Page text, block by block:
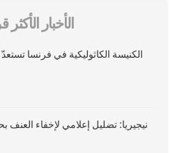
الأخبار الأكثر
الكنيسة الكاثوليكية في فرنسا تستعدّ
نيجيريا: تضليل إعلامي لإخفاء العنف